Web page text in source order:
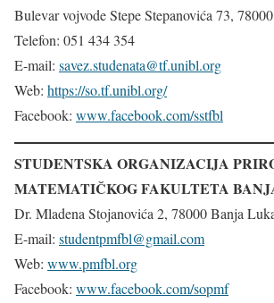
Bulevar vojvode Stepe Stepanovića 73,
Telefon: 051 434 354
E-mail: savez.studenata@tf.unibl.org
Web: https://so.tf.unibl.org/
Facebook: www.facebook.com/sstfbl
STUDENTSKA ORGANIZACIJA
MATEMATIČKOG FAKULTETA
Dr. Mladena Stojanovića 2, 78000 Banja
E-mail: studentpmfbl@gmail.com
Web: www.pmfbl.org
Facebook: www.facebook.com/sopmf